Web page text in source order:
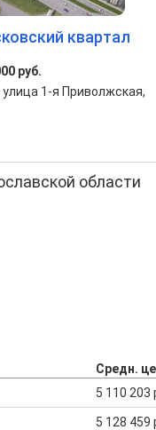
квартал
руб.
улица 1-я Приволжская,
области
Средн.
5 110 203
5 128 459